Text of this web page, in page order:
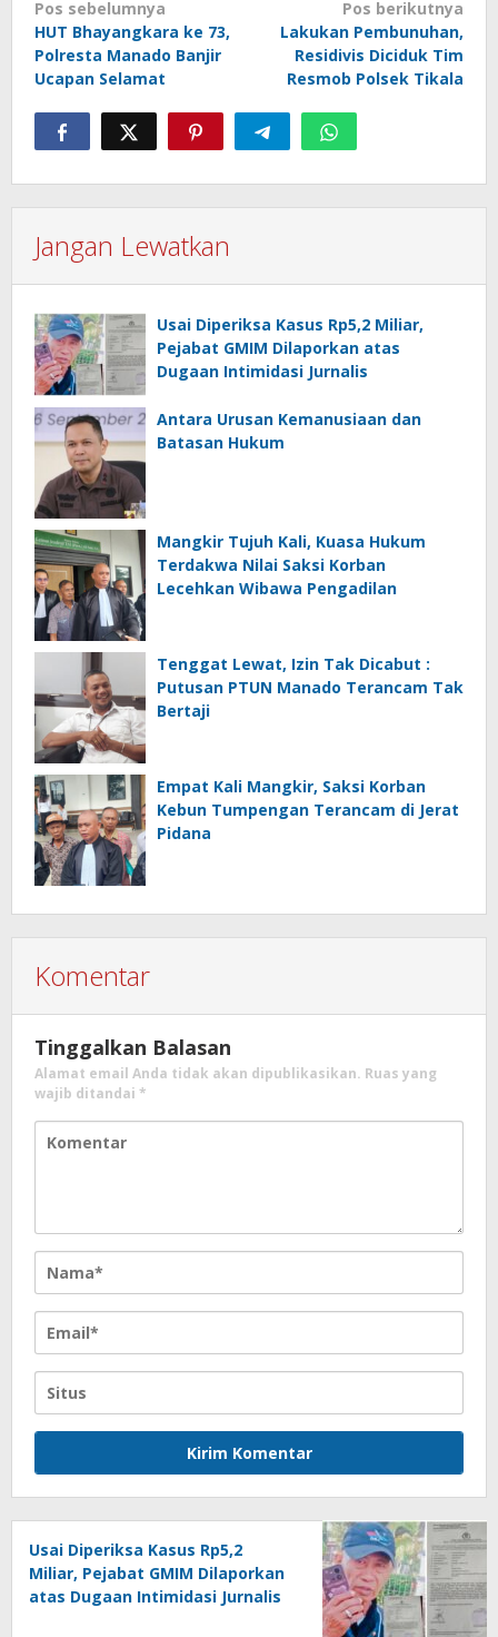
Navigasi
pos
Pos sebelumnya
HUT Bhayangkara ke 73,
Polresta Manado Banjir
Ucapan Selamat
Pos berikutnya
Lakukan Pembunuhan,
Residivis Diciduk Tim
Resmob Polsek Tikala
Jangan Lewatkan
Usai Diperiksa Kasus Rp5,2 Miliar,
Pejabat GMIM Dilaporkan atas
Dugaan Intimidasi Jurnalis
Antara Urusan Kemanusiaan dan
Batasan Hukum
Mangkir Tujuh Kali, Kuasa Hukum
Terdakwa Nilai Saksi Korban
Lecehkan Wibawa Pengadilan
Tenggat Lewat, Izin Tak Dicabut :
Putusan PTUN Manado Terancam Tak
Bertaji
Empat Kali Mangkir, Saksi Korban
Kebun Tumpengan Terancam di Jerat
Komentar
Tinggalkan Balasan
Alamat email Anda tidak akan dipublikasikan. Ruas yang
wajib ditandai *
Usai Diperiksa Kasus Rp5,2
Miliar, Pejabat GMIM Dilaporkan
atas Dugaan Intimidasi Jurnalis